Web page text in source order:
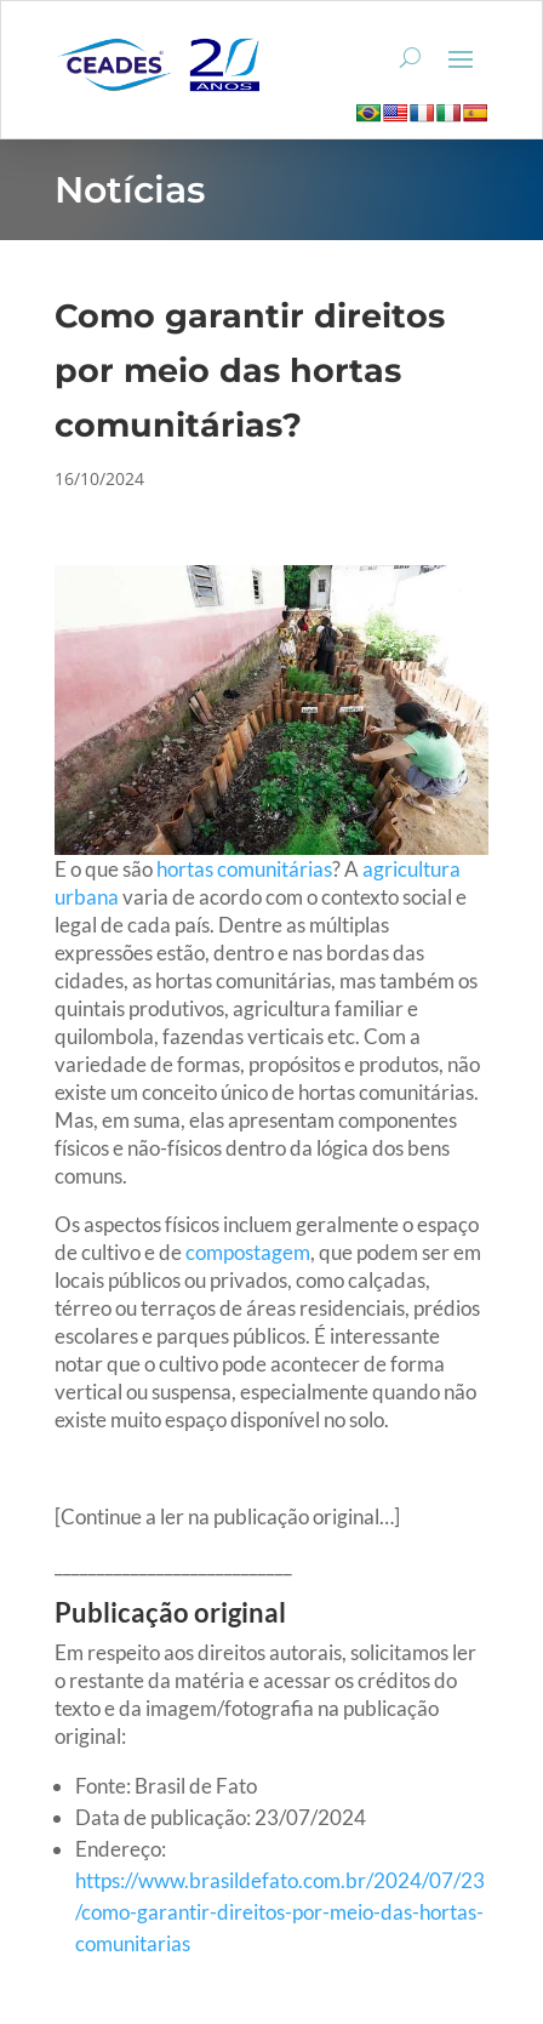
Notícias
Como garantir direitos
por meio das hortas
comunitárias?
16/10/2024
E o que sãohortas comunitárias? Aagricultura
urbanavaria de acordo com o contexto social e
legal de cada país. Dentre as múltiplas
expressões estão, dentro e nas bordas das
cidades, as hortas comunitárias, mas também os
quintais produtivos, agricultura familiar e
quilombola, fazendas verticais etc. Com a
variedade de formas, propósitos e produtos, não
existe um conceito único de hortas comunitárias.
Mas, em suma, elas apresentam componentes
físicos e não-físicos dentro da lógica dos bens
comuns.
Os aspectos físicos incluem geralmente o espaço
de cultivo e decompostagem, que podem ser em
locais públicos ou privados, como calçadas,
térreo ou terraços de áreas residenciais, prédios
escolares e parques públicos. É interessante
notar que o cultivo pode acontecer de forma
vertical ou suspensa, especialmente quando não
existe muito espaço disponível no solo.
[Continue a ler na publicação original…]
Publicação original
Em respeito aos direitos autorais, solicitamos ler
o restante da matéria e acessar os créditos do
texto e da imagem/fotografia na publicação
original:
Fonte: Brasil de Fato
Data de publicação: 23/07/2024
Endereço:
https://www.brasildefato.com.br/2024/07/23
/como-garantir-direitos-por-meio-das-hortas-
comunitarias